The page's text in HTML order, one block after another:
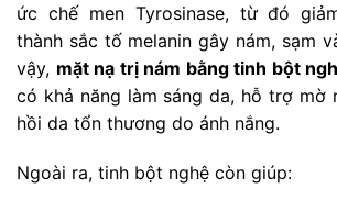
ức chế men Tyrosinase, từ đó
thành sắc tố melanin gây nám, sạm
vậy, mặt nạ trị nám bằng tinh bột
có khả năng làm sáng da, hỗ trợ mờ
hồi da tổn thương do ánh nắng.
Ngoài ra, tinh bột nghệ còn giúp: